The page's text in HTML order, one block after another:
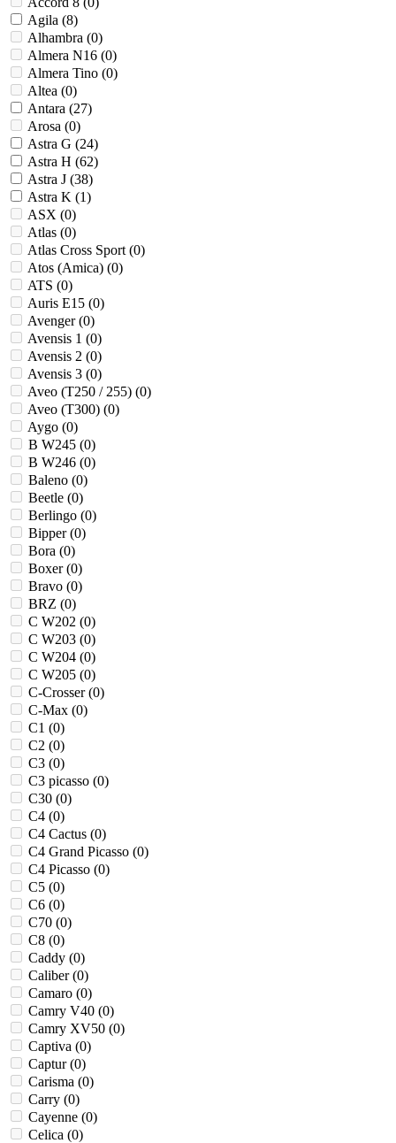
Agila (8)
Alhambra (0)
Almera N16 (0)
Almera Tino (0)
Altea (0)
Antara (27)
Arosa (0)
Astra G (24)
Astra H (62)
Astra J (38)
Astra K (1)
ASX (0)
Atlas (0)
Atlas Cross Sport (0)
Atos (Amica) (0)
ATS (0)
Auris E15 (0)
Avenger (0)
Avensis 1 (0)
Avensis 2 (0)
Avensis 3 (0)
Aveo (T250 / 255) (0)
Aveo (T300) (0)
Aygo (0)
B W245 (0)
B W246 (0)
Baleno (0)
Beetle (0)
Berlingo (0)
Bipper (0)
Bora (0)
Boxer (0)
Bravo (0)
BRZ (0)
C W202 (0)
C W203 (0)
C W204 (0)
C W205 (0)
C-Crosser (0)
C-Max (0)
C1 (0)
C2 (0)
C3 (0)
C3 picasso (0)
C30 (0)
C4 (0)
C4 Cactus (0)
C4 Grand Picasso (0)
C4 Picasso (0)
C5 (0)
C6 (0)
C70 (0)
C8 (0)
Caddy (0)
Caliber (0)
Camaro (0)
Camry V40 (0)
Camry XV50 (0)
Captiva (0)
Captur (0)
Carisma (0)
Carry (0)
Cayenne (0)
Celica (0)